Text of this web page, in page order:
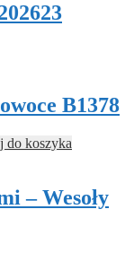
B1378
do koszyka
– Wesoły